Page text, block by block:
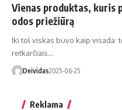
Vienas produktas, kuris
odos priežiūrą
Iki tol viskas buvo kaip visada:
retkarčiais…
Deividas2025-06-25
Reklama